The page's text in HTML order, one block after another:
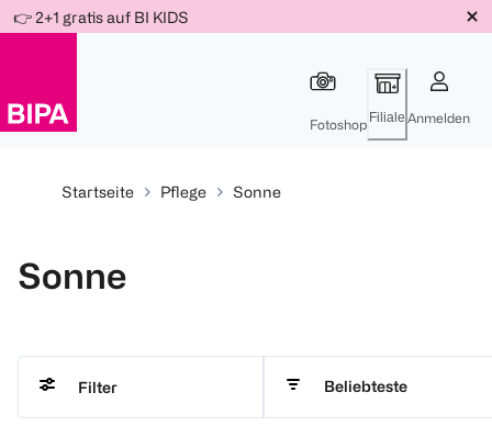
Für
Für
Für
Weiter
zum
👉 2+1 gratis auf BI KIDS
Fotoshop Filiale Anmelden
Startseite Pflege Sonne
Sonne
Filter Beliebteste